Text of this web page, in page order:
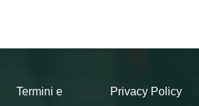
Possono anche
Termini e Privacy Policy